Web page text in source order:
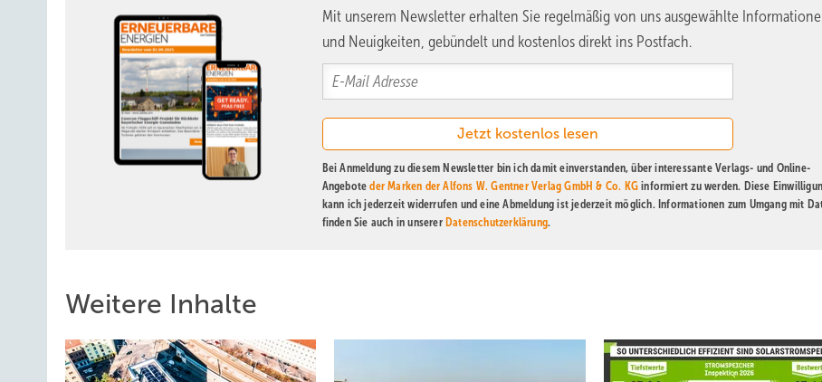
Mit unserem Newsletter erhalten Sie regelmäßig von uns ausgewählte
und Neuigkeiten, gebündelt und kostenlos direkt ins Postfach.
Bei Anmeldung zu diesem Newsletter bin ich damit einverstanden, über interessante Verlags- und Online-
Angeboteder Marken der Alfons W. Gentner Verlag GmbH & Co. KG informiert zu werden. Diese
kann ich jederzeit widerrufen und eine Abmeldung ist jederzeit möglich. Informationen zum Umgang mit
finden Sie auch in unserer Datenschutzerklärung.
Weitere Inhalte